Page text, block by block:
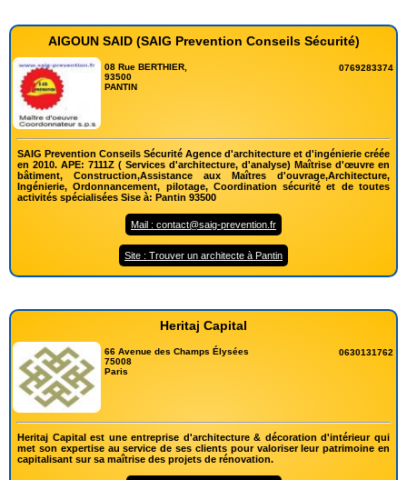
AIGOUN SAID (SAIG Prevention Conseils Sécurité)
08 Rue BERTHIER,
93500
PANTIN
0769283374
SAIG Prevention Conseils Sécurité Agence d'architecture et d'ingénierie créée
en 2010. APE: 7111Z ( Services d'architecture, d'analyse) Maîtrise d'œuvre en
bâtiment, Construction,Assistance aux Maîtres d'ouvrage,Architecture,
Ingénierie, Ordonnancement, pilotage, Coordination sécurité et de toutes
activités spécialisées Sise à: Pantin 93500
Mail : contact@saig-prevention.fr
Site : Trouver un architecte à Pantin
Heritaj Capital
66 Avenue des Champs Élysées
75008
Paris
0630131762
Heritaj Capital est une entreprise d'architecture & décoration d'intérieur qui
met son expertise au service de ses clients pour valoriser leur patrimoine en
capitalisant sur sa maîtrise des projets de rénovation.